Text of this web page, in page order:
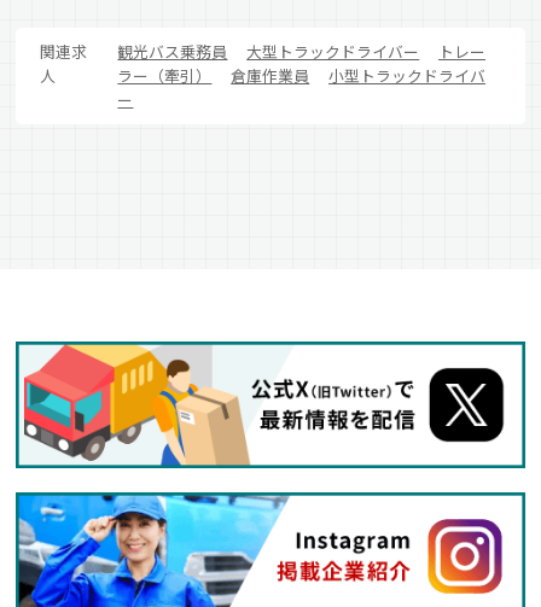
関連求
人
観光バス乗務員 大型トラックドライバー
トレー
ラー（牽引）
倉庫作業員
小型トラックドライバ
ー